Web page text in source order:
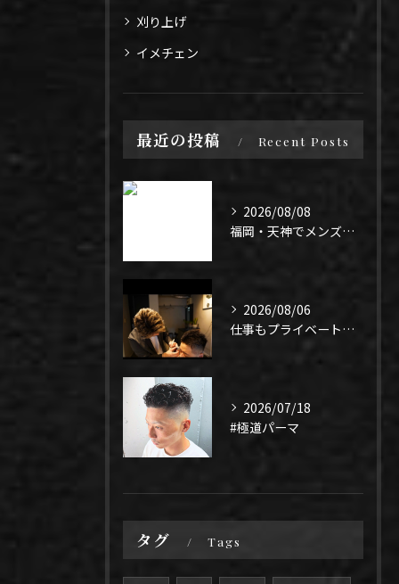
刈り上げ
イメチェン
最近の投稿 Recent Posts
2026/08/08
福岡・天神でメンズパーマ迷ってる人✂️
2026/08/06
仕事もプライベートも上手く1年、になるよう頑張りたい！
2026/07/18
#極道パーマ
タグ Tags